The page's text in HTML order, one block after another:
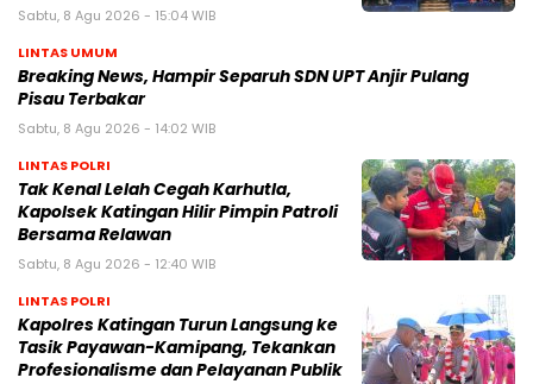
Sabtu, 8 Agu 2026 - 15:04 WIB
LINTAS UMUM
Breaking News, Hampir Separuh SDN UPT Anjir Pulang
Pisau Terbakar
Sabtu, 8 Agu 2026 - 14:02 WIB
LINTAS POLRI
Tak Kenal Lelah Cegah Karhutla,
Kapolsek Katingan Hilir Pimpin Patroli
Bersama Relawan
Sabtu, 8 Agu 2026 - 12:40 WIB
LINTAS POLRI
Kapolres Katingan Turun Langsung ke
Tasik Payawan-Kamipang, Tekankan
Profesionalisme dan Pelayanan Publik